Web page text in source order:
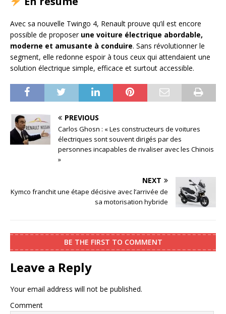
Avec sa nouvelle Twingo 4, Renault prouve qu’il est encore
possible de proposer une voiture électrique abordable,
moderne et amusante à conduire. Sans révolutionner le
segment, elle redonne espoir à tous ceux qui attendaient une
solution électrique simple, efficace et surtout accessible.
PREVIOUS
Carlos Ghosn : « Les constructeurs de voitures
électriques sont souvent dirigés par des
personnes incapables de rivaliser avec les Chinois
»
NEXT
Kymco franchit une étape décisive avec l’arrivée de
sa motorisation hybride
BE THE FIRST TO COMMENT
Leave a Reply
Your email address will not be published.
Comment